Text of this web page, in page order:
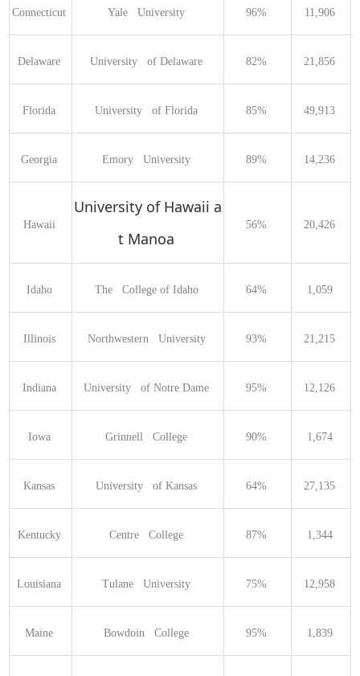
Connecticut Yale   University 96% 11,906
Delaware University   of Delaware 82% 21,856
Florida University   of Florida 85% 49,913
Georgia Emory   University 89% 14,236
Hawaii
University of Hawaii a
t Manoa
56% 20,426
Idaho The   College of Idaho 64% 1,059
Illinois Northwestern   University 93% 21,215
Indiana University   of Notre Dame 95% 12,126
Iowa Grinnell   College 90% 1,674
Kansas University   of Kansas 64% 27,135
Kentucky Centre   College 87% 1,344
Louisiana Tulane   University 75% 12,958
Maine Bowdoin   College 95% 1,839